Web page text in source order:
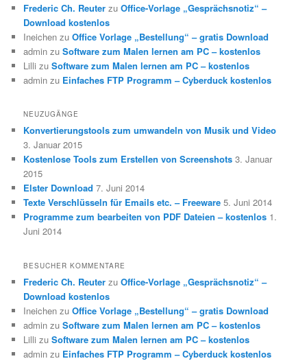
Frederic Ch. Reuter zuOffice-Vorlage „Gesprächsnotiz“ –
Download kostenlos
Ineichen zuOffice Vorlage „Bestellung“ – gratis Download
admin zuSoftware zum Malen lernen am PC – kostenlos
Lilli zuSoftware zum Malen lernen am PC – kostenlos
admin zu Einfaches FTP Programm – Cyberduck kostenlos
NEUZUGÄNGE
Konvertierungstools zum umwandeln von Musik und Video
3. Januar 2015
Kostenlose Tools zum Erstellen von Screenshots 3. Januar
2015
Elster Download 7. Juni 2014
Texte Verschlüsseln für Emails etc. – Freeware 5. Juni 2014
Programme zum bearbeiten von PDF Dateien – kostenlos 1.
Juni 2014
BESUCHER KOMMENTARE
Frederic Ch. Reuter zuOffice-Vorlage „Gesprächsnotiz“ –
Download kostenlos
Ineichen zuOffice Vorlage „Bestellung“ – gratis Download
admin zuSoftware zum Malen lernen am PC – kostenlos
Lilli zuSoftware zum Malen lernen am PC – kostenlos
admin zu Einfaches FTP Programm – Cyberduck kostenlos